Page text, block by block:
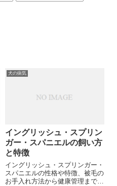
犬の病気
イングリッシュ・スプリン
ガー・スパニエルの飼い方
と特徴
イングリッシュ・スプリンガー・
スパニエルの性格や特徴、被毛の
お手入れ方法から健康管理まで完